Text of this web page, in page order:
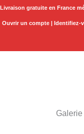
Aller
Livraison gratuite en France
Ouvrir un compte | Identifiez-